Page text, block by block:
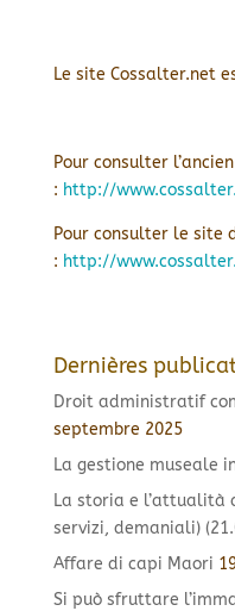
Le site Cossalter.net
Pour consulter
: http://
Pour consulter le site
: http://
Dernières
Droit administratif
septembre 2025
La gestione museale
La storia e l’attualità
servizi, demaniali)
Affare di capi Maori
Si può sfruttare